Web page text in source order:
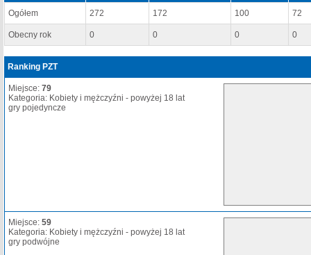
Ogółem 272 172 100 72
Obecny rok 0 0 0 0
Ranking PZT
Miejsce: 79
Kategoria: Kobiety i mężczyźni - powyżej 18 lat
gry pojedyncze
Miejsce: 59
Kategoria: Kobiety i mężczyźni - powyżej 18 lat
gry podwójne